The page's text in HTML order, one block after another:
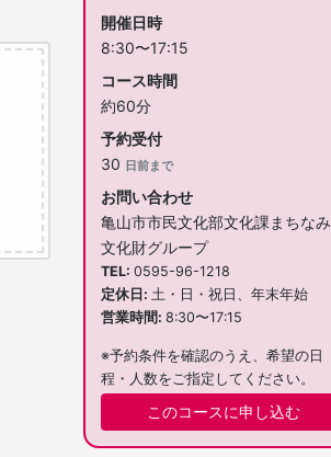
開催日時
8:30〜17:15
コース時間
約60分
予約受付
30 日前まで
お問い合わせ
亀山市市民文化部文化課まちなみ
文化財グループ
TEL 0595-96-1218
定休日 土・日・祝日、年末年始
営業時間 8:30〜17:15
※予約条件を確認のうえ、希望の日
程・人数をご指定してください。
このコースに申し込む